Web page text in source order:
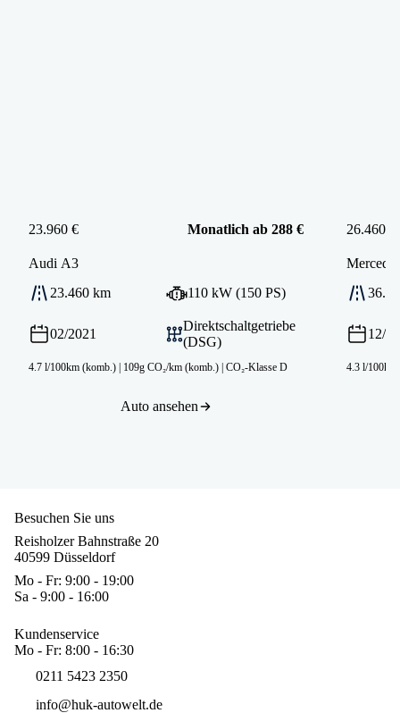
23.960 € Monatlich ab 288 €
Audi A3
23.460 km
110 kW (150 PS)
02/2021
Direktschaltgetriebe
(DSG)
4.7 l/100km (komb.) | 109g CO₂/km (komb.) | CO₂-Klasse D
Auto ansehen
26.460 €
12/
4.3 l/
Besuchen Sie uns
Reisholzer Bahnstraße 20
40599 Düsseldorf
Mo - Fr: 9:00 - 19:00
Sa - 9:00 - 16:00
Kundenservice
Mo - Fr: 8:00 - 16:30
0211 5423 2350
info@huk-autowelt.de